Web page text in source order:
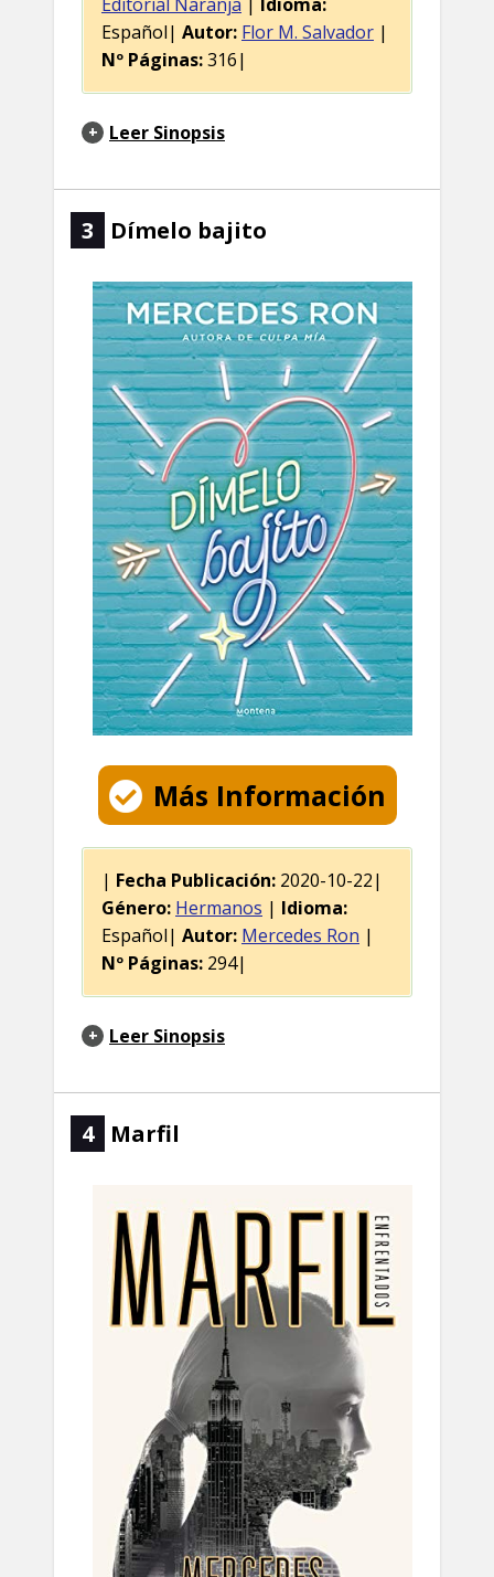
Español| Autor: Flor M. Salvador |
Nº Páginas:316|
Leer Sinopsis
3 Dímelo bajito
Más Información
| Fecha Publicación: 2020-10-22|
Género: Hermanos | Idioma:
Español| Autor: Mercedes Ron |
Nº Páginas: 294|
Leer Sinopsis
4 Marfil